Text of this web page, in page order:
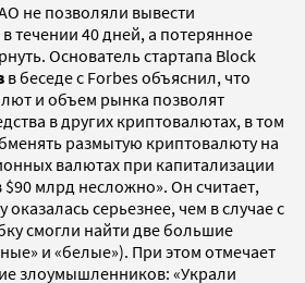
не позволяли вывести
течении 40 дней, а потерянное
Основатель стартапа Block
в беседе с Forbes объяснил, что
и объем рынка позволят
в других криптовалютах, в том
размытую криптовалюту на
валютах при капитализации
млрд несложно». Он считает,
оказалась серьезнее, чем в случае с
смогли найти две большие
и «белые»). При этом отмечает
злоумышленников: «Украли